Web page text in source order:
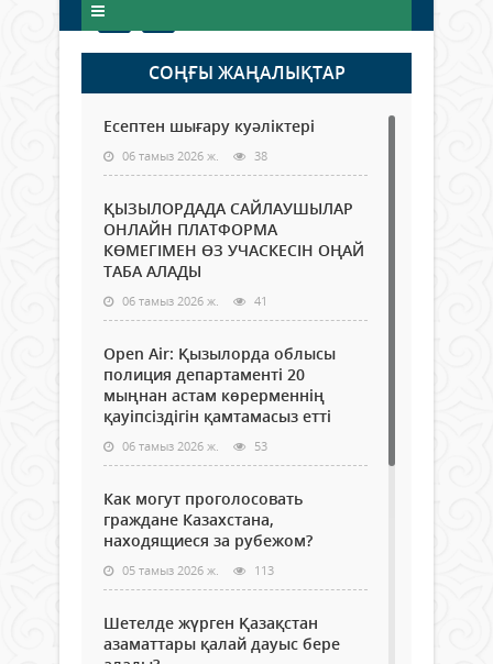
СОҢҒЫ ЖАҢАЛЫҚТАР
Есептен шығару куәліктері
06 тамыз 2026 ж. 38
ҚЫЗЫЛОРДАДА САЙЛАУШЫЛАР
ОНЛАЙН ПЛАТФОРМА
КӨМЕГІМЕН ӨЗ УЧАСКЕСІН ОҢАЙ
ТАБА АЛАДЫ
06 тамыз 2026 ж. 41
Open Air: Қызылорда облысы
полиция департаменті 20
мыңнан астам көрерменнің
қауіпсіздігін қамтамасыз етті
06 тамыз 2026 ж. 53
Как могут проголосовать
граждане Казахстана,
находящиеся за рубежом?
05 тамыз 2026 ж. 113
Шетелде жүрген Қазақстан
азаматтары қалай дауыс бере